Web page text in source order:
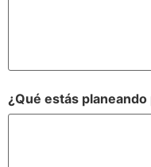
¿Qué estás